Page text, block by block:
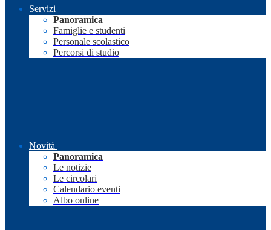
Servizi
Panoramica
Famiglie e studenti
Personale scolastico
Percorsi di studio
Novità
Panoramica
Le notizie
Le circolari
Calendario eventi
Albo online